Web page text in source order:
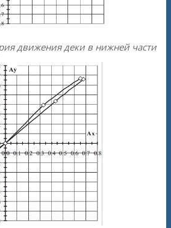
движения деки в нижней части